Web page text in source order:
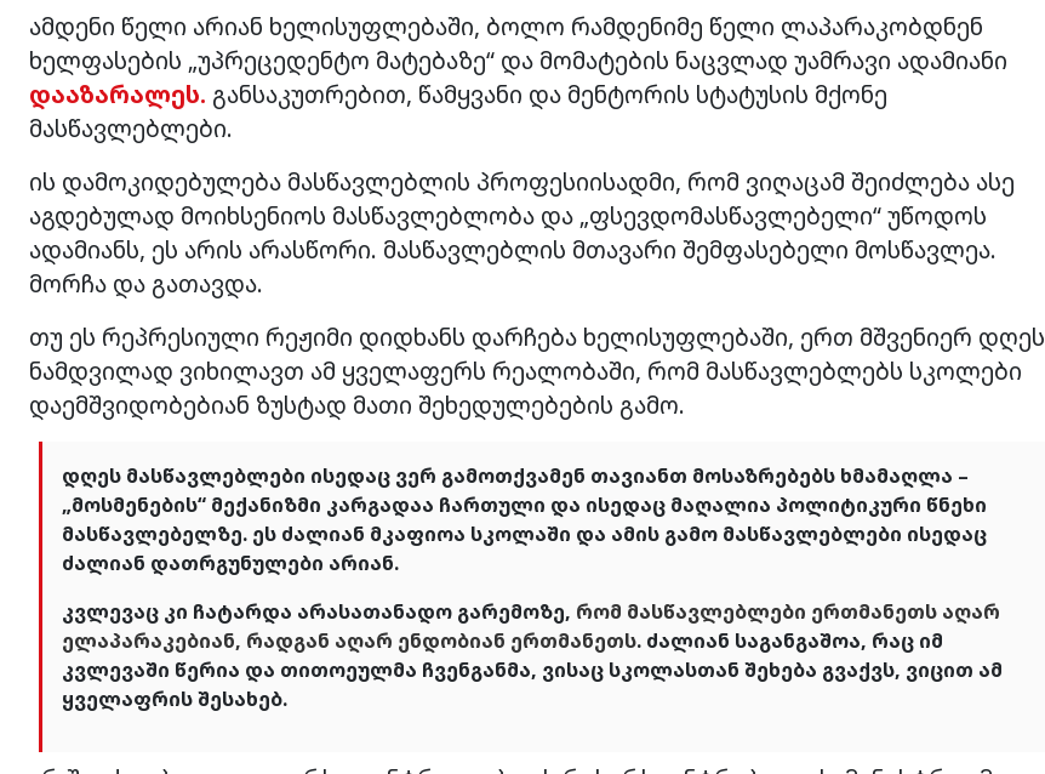
ამდენი წელი არიან ხელისუფლებაში, ბოლო რამდენიმე წელი ლაპარაკობდნენ
ხელფასების „უპრეცედენტო მატებაზე“ და მომატების ნაცვლად უამრავი ადამიანი
დააზარალეს. განსაკუთრებით, წამყვანი და მენტორის სტატუსის მქონე
მასწავლებლები.
ის დამოკიდებულება მასწავლებლის პროფესიისადმი, რომ ვიღაცამ შეიძლება ასე
აგდებულად მოიხსენიოს მასწავლებლობა და „ფსევდომასწავლებელი“ უწოდოს
ადამიანს, ეს არის არასწორი. მასწავლებლის მთავარი შემფასებელი მოსწავლეა.
მორჩა და გათავდა.
თუ ეს რეპრესიული რეჟიმი დიდხანს დარჩება ხელისუფლებაში, ერთ მშვენიერ დღეს
ნამდვილად ვიხილავთ ამ ყველაფერს რეალობაში, რომ მასწავლებლებს სკოლები
დაემშვიდობებიან ზუსტად მათი შეხედულებების გამო.
დღეს მასწავლებლები ისედაც ვერ გამოთქვამენ თავიანთ მოსაზრებებს ხმამაღლა –
„მოსმენების“ მექანიზმი კარგადაა ჩართული და ისედაც მაღალია პოლიტიკური წნეხი
მასწავლებელზე. ეს ძალიან მკაფიოა სკოლაში და ამის გამო მასწავლებლები ისედაც
ძალიან დათრგუნულები არიან.
კვლევაც კი ჩატარდა არასათანადო გარემოზე, რომ მასწავლებლები ერთმანეთს აღარ
ელაპარაკებიან, რადგან აღარ ენდობიან ერთმანეთს. ძალიან საგანგაშოა, რაც იმ
კვლევაში წერია და თითოეულმა ჩვენგანმა, ვისაც სკოლასთან შეხება გვაქვს, ვიცით ამ
ყველაფრის შესახებ.